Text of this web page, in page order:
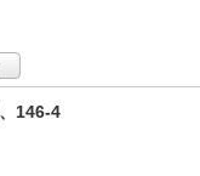
146-4